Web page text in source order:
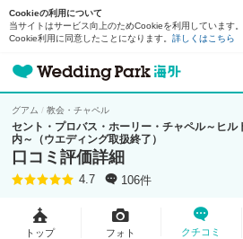
Cookieの利用について
当サイトはサービス向上のためCookieを利用しています
Cookie利用に同意したことになります。 詳しくはこちら
グアム 教会・チャペル
セント・プロバス・ホーリー・チャペル～ヒル
内～（ウエディング取扱終了）
口コミ評価詳細
4.7 106件
トップ フォト クチコミ